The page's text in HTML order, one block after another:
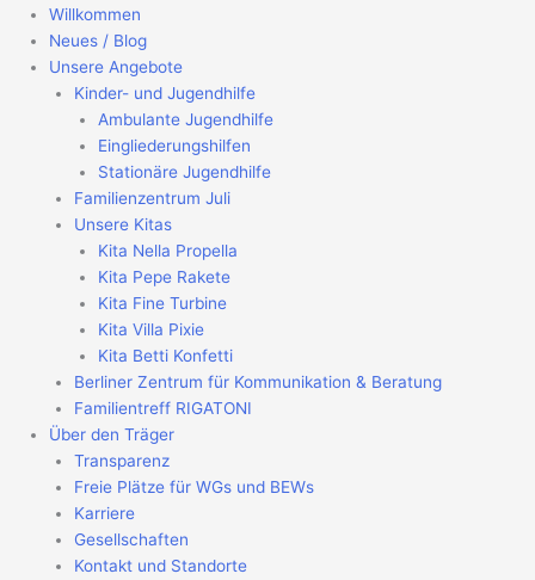
Willkommen
Neues / Blog
Unsere Angebote
Kinder- und Jugendhilfe
Ambulante Jugendhilfe
Eingliederungshilfen
Stationäre Jugendhilfe
Familienzentrum Juli
Unsere Kitas
Kita Nella Propella
Kita Pepe Rakete
Kita Fine Turbine
Kita Villa Pixie
Kita Betti Konfetti
Berliner Zentrum für Kommunikation & Beratung
Familientreff RIGATONI
Über den Träger
Transparenz
Freie Plätze für WGs und BEWs
Karriere
Gesellschaften
Kontakt und Standorte